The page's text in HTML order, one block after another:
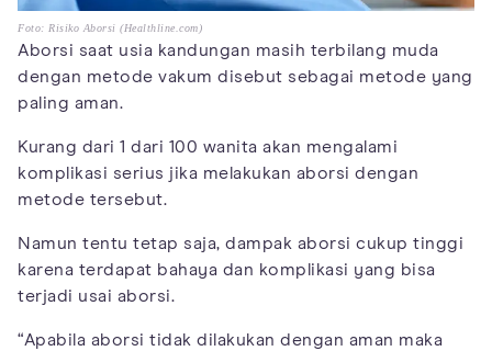
Foto: Risiko Aborsi (Healthline.com)
Aborsi saat usia kandungan masih terbilang muda
dengan metode vakum disebut sebagai metode yang
paling aman.
Kurang dari 1 dari 100 wanita akan mengalami
komplikasi serius jika melakukan aborsi dengan
metode tersebut.
Namun tentu tetap saja, dampak aborsi cukup tinggi
karena terdapat bahaya dan komplikasi yang bisa
terjadi usai aborsi.
“Apabila aborsi tidak dilakukan dengan aman maka